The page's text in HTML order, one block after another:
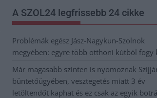
A SZOL24 legfrissebb 24 cikke
Problémák egész Jász-Nagykun-Szolnok
megyében: egyre több otthoni kútból fogy
Már magasabb szinten is nyomoznak
büntetőügyében, vesztegetés miatt 3 év
letöltendőt kaphat és ez csak az egyik